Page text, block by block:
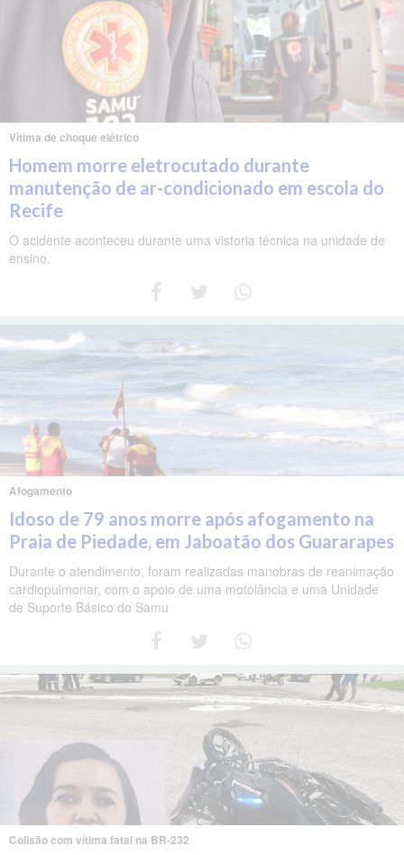
Vítima de choque elétrico
Homem morre eletrocutado durante
manutenção de ar-condicionado em escola do
Recife
O acidente aconteceu durante uma vistoria técnica na unidade de
ensino.
Afogamento
Idoso de 79 anos morre após afogamento na
Praia de Piedade, em Jaboatão dos Guararapes
Durante o atendimento, foram realizadas manobras de reanimação
cardiopulmonar, com o apoio de uma motolância e uma Unidade
de Suporte Básico do Samu
Colisão com vítima fatal na BR-232